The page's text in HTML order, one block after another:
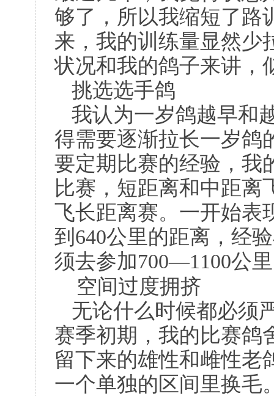
够了，所以我缩短了路
来，我的训练量显然少
状况和我的鸽子来讲，
挑选选手鸽
我认为一岁鸽越早和
得需要逐渐拉长一岁鸽
要定期比赛的经验，我
比赛，短距离和中距离
飞长距离赛。一开始表
到 640公里的距离，经
须去参加700—1100公
空间过度拥挤
无论什么时候都必须
赛季初期，我的比赛鸽
留下来的雄性和雌性老
一个单独的区间里换毛